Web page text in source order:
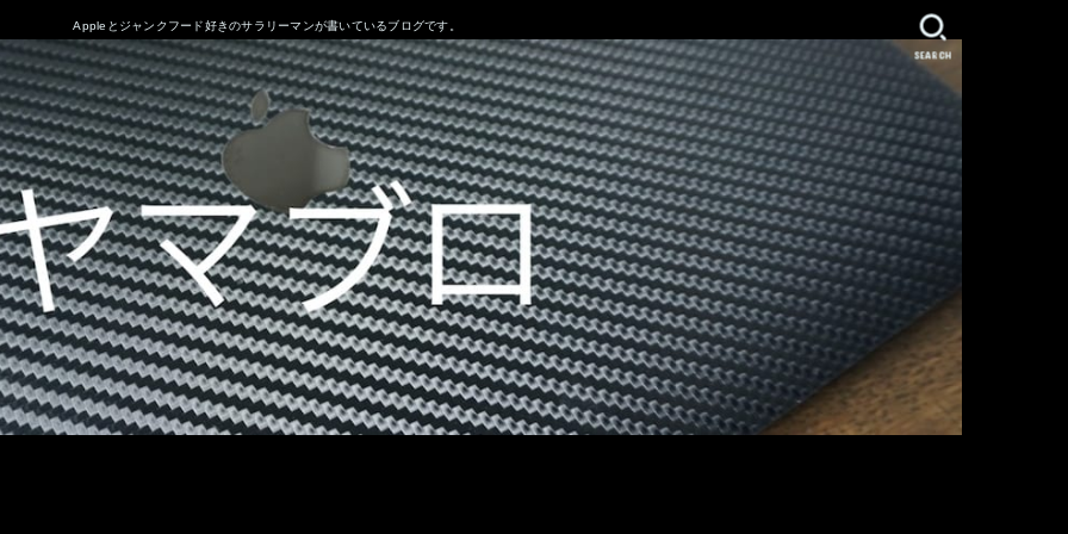
Appleとジャンクフード好きのサラリーマンが書いているブログです。
SEARCH